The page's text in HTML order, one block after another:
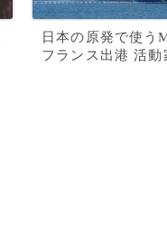
日本の原発で使う
フランス出港 活動